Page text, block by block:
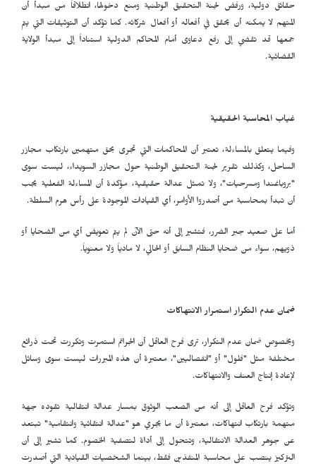
حقائق دولية، ورفض لجنة التحقيق الوطنية ومنع دخولها، انطلاقاً من مبدأ أن
المتهم لا يمكنه أن يحقق في أفعاله أو أفعال شركائه. كما تؤكد أن التوثيقات التي يتم
جمعها قد تقضي إلى رفع دعاوى أمام المحاكم الدولية استناداً إلى مبدأ الولاية
القضائية.
غياب المحاسبة الحقيقية
وفيما يتعلق بالمساءلة، تعتبر أن المحاكمات التي تجرى بحق متهمين بارتكاب مجازر
الساحل، وكذلك تقرير لجنة التحقيق الوطنية حول مجازر السويداء، ليست سوى
"بروباغندا ومسرحيات"، ولا تمثل عدالة حقيقية، مؤكدة أن المساءلة الفعلية يجب
أن تبدأ بمحاسبة من أصدروا الأوامر، أي القيادات الموجودة على رأس هرم السلطة.
أما على صعيد جبر الضرر، فتشير إلى أنه حتى الآن لم يتم تعويض أي من الضحايا أو
ذويهم، سواء من ضحايا النظام السابق أو الحالي، لا مادياً ولا معنوياً.
ضمان عدم التكرار استمرار الانتهاكات
وبخصوص ضمان عدم التكرار، ترى فرح العاقل أن الجرائم استمرت وتكررت تحت ذرائع
مختلفة مثل "فلول" أو "انفصاليين"، معتبرة أن هذه المبررات ليست سوى وسائل
لإعادة إنتاج العنف والانتهاكات.
وتؤكد فرح العاقل إلى أنه من الصعب الوثوق بمسار عدالة انتقالية تقوده جهة
متهمة بارتكاب انتهاكات، معتبرة أن ما يجري هو "عدالة انتقائية وانتقامية" تبتعد
عن جوهر العدالة الانتقالية، وتتحول إلى أداة لتصفية الخصوم. كما تشير إلى أن
التركيز ينصب على محاسبة المنفذين فقط، بينما الشخصيات القيادية التي أصدرت